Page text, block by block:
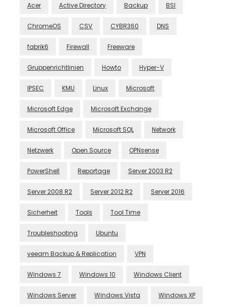
Acer Active Directory Backup BSI
ChromeOS CSV CYBR360 DNS
fabrik6 Firewall Freeware
Gruppenrichtlinien Howto Hyper-V
IPSEC KMU Linux Microsoft
Microsoft Edge Microsoft Exchange
Microsoft Office Microsoft SQL Network
Netzwerk Open Source OPNsense
PowerShell Reportage Server 2003 R2
Server 2008 R2 Server 2012 R2 Server 2016
Sicherheit Tools Tool Time
Troubleshooting Ubuntu
veeam Backup & Replication VPN
Windows 7 Windows 10 Windows Client
Windows Server Windows Vista Windows XP